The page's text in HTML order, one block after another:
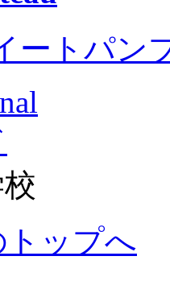
ートパン
ップへ